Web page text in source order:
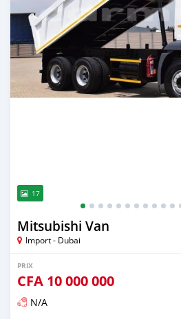
17
Mitsubishi Van
Import - Dubai
PRIX
CFA 10 000 000
N/A